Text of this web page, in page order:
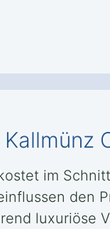
im
den
luxuriöse